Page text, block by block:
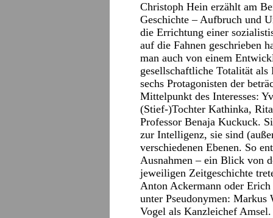
Christoph Hein erzählt am
Geschichte – Aufbruch und
die Errichtung einer
auf die Fahnen geschrieben
man auch von einem
gesellschaftliche Totalität
sechs Protagonisten der
Mittelpunkt des Interesses:
(Stief-)Tochter Kathinka,
Professor Benaja Kuckuck.
zur Intelligenz, sie sind
verschiedenen Ebenen. So
Ausnahmen – ein Blick von
jeweiligen Zeitgeschichte
Anton Ackermann oder
unter Pseudonymen:
Vogel als Kanzleichef Amsel.